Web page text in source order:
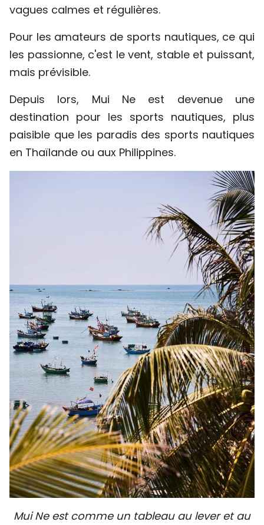
vagues calmes et régulières.
Pour les amateurs de sports nautiques, ce qui
les passionne, c'est le vent, stable et puissant,
mais prévisible.
Depuis lors, Mui Ne est devenue une
destination pour les sports nautiques, plus
paisible que les paradis des sports nautiques
en Thaïlande ou aux Philippines.
Mui Ne est comme un tableau au lever et au